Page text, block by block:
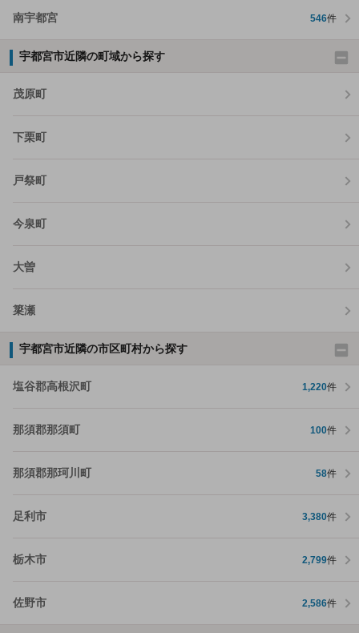
南宇都宮 546件
宇都宮市近隣の町域から探す
茂原町
下栗町
戸祭町
今泉町
大曽
簗瀬
宇都宮市近隣の市区町村から探す
塩谷郡高根沢町 1,220件
那須郡那須町 100件
那須郡那珂川町 58件
足利市 3,380件
栃木市 2,799件
佐野市 2,586件